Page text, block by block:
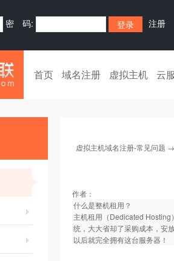
密 码: 注册
首页 域名注册 虚拟主机 云
虚拟主机域名注册-常见问题
作者：
什么是整机租用？
主机租用（Dedicated Hosting
统，大大省却了采购成本，安
以后就完全拥有这台服务器！